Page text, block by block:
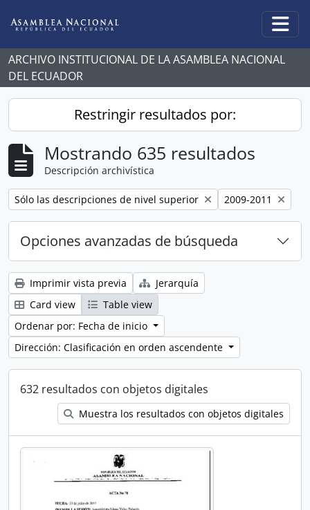
ARCHIVO INSTITUCIONAL DE LA ASAMBLEA NACIONAL
DEL ECUADOR
Restringir resultados por:
Mostrando 635 resultados
Descripción archivística
Remove filter:
Sólo las descripciones de nivel superior Remove filter:
2009-2011
Opciones avanzadas de búsqueda
Imprimir vista previa
Jerarquía
Card view
Table view
Ordenar por: Fecha de inicio
Dirección: Clasificación en orden ascendente
632 resultados con objetos digitales
Muestra los resultados con objetos digitales